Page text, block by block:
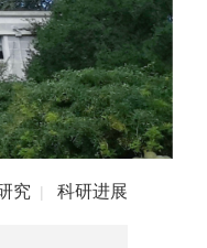
究 | 科研进展